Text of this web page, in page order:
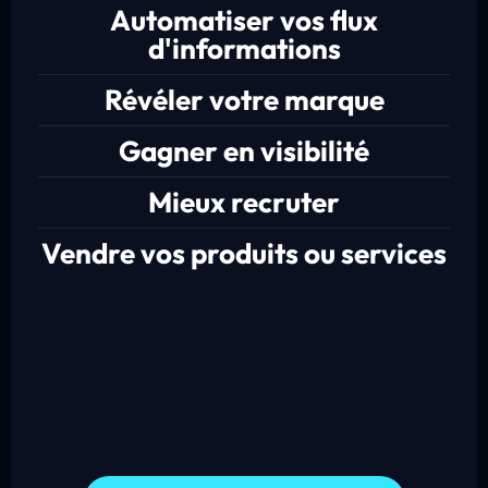
Automatiser vos flux
d'informations
Révéler votre marque
Gagner en visibilité
Mieux recruter
Vendre vos produits ou services